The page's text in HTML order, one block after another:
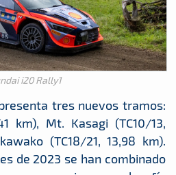
i20 Rally1
tres nuevos tramos:
km), Mt. Kasagi (TC10/13,
(TC18/21, 13,98 km).
de 2023 se han combinado